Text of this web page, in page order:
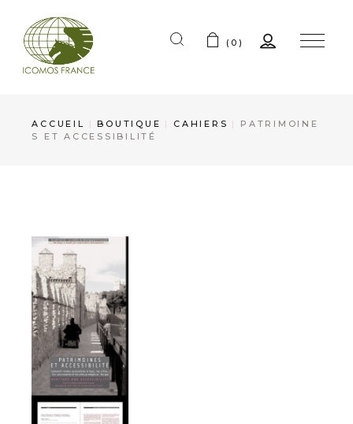
(0)
ACCUEIL BOUTIQUE CAHIERS
PATRIMOINE
S ET ACCESSIBILITÉ